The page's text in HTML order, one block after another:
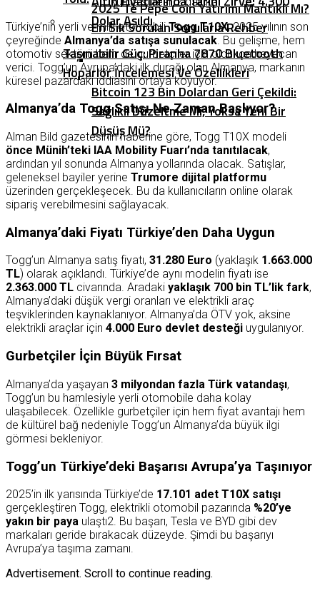
Dolar Aşıldı
2025’te Pepe Coin Yatırımı Mantıklı Mı?
En Sık Sorulan Sorularla Rehber
Bitcoin 123 Bin Dolardan Geri Çekildi:
Sağlıklı Düzeltme Mi, Yoksa Yeni Bir
Düşüş Mü?
Taşınabilir Güç: Piranha 7870 Bluetooth
Hoparlör İncelemesi Ve Özellikleri
Türkiye’nin yerli ve milli otomobiliTogg T10X, 2025 yılının son
çeyreğinde Almanya’da satışa sunulacak . Bu gelişme, hem
otomotiv sektörü hem de gurbetçiler için oldukça heyecan
verici. Togg’un Avrupa’daki ilk durağı olan Almanya, markanın
küresel pazardaki iddiasını ortaya koyuyor.
Almanya’da Togg Satışı Ne Zaman Başlıyor?
Alman Bild gazetesinin haberine göre, Togg T10X modeli
önce Münih’teki IAA Mobility Fuarı’nda tanıtılacak,
ardından yıl sonunda Almanya yollarında olacak. Satışlar,
geleneksel bayiler yerine Trumore dijital platformu
üzerinden gerçekleşecek. Bu da kullanıcıların online olarak
sipariş verebilmesini sağlayacak.
Almanya’daki Fiyatı Türkiye’den Daha Uygun
Togg’un Almanya satış fiyatı, 31.280 Euro (yaklaşık 1.663.000
TL) olarak açıklandı. Türkiye’de aynı modelin fiyatı ise
2.363.000 TL civarında. Aradaki yaklaşık 700 bin TL’lik fark,
Almanya’daki düşük vergi oranları ve elektrikli araç
teşviklerinden kaynaklanıyor. Almanya’da ÖTV yok, aksine
elektrikli araçlar için 4.000 Euro devlet desteği uygulanıyor.
Gurbetçiler İçin Büyük Fırsat
Almanya’da yaşayan 3 milyondan fazla Türk vatandaşı,
Togg’un bu hamlesiyle yerli otomobile daha kolay
ulaşabilecek. Özellikle gurbetçiler için hem fiyat avantajı hem
de kültürel bağ nedeniyle Togg’un Almanya’da büyük ilgi
görmesi bekleniyor.
Togg’un Türkiye’deki Başarısı Avrupa’ya Taşınıyor
2025’in ilk yarısında Türkiye’de 17.101 adet T10X satışı
gerçekleştiren Togg, elektrikli otomobil pazarında %20’ye
yakın bir paya ulaştı2. Bu başarı, Tesla ve BYD gibi dev
markaları geride bırakacak düzeyde. Şimdi bu başarıyı
Avrupa’ya taşıma zamanı.
Advertisement. Scroll to continue reading.